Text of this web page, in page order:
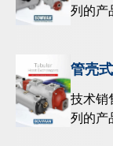
列的产
管壳
技术销
列的产